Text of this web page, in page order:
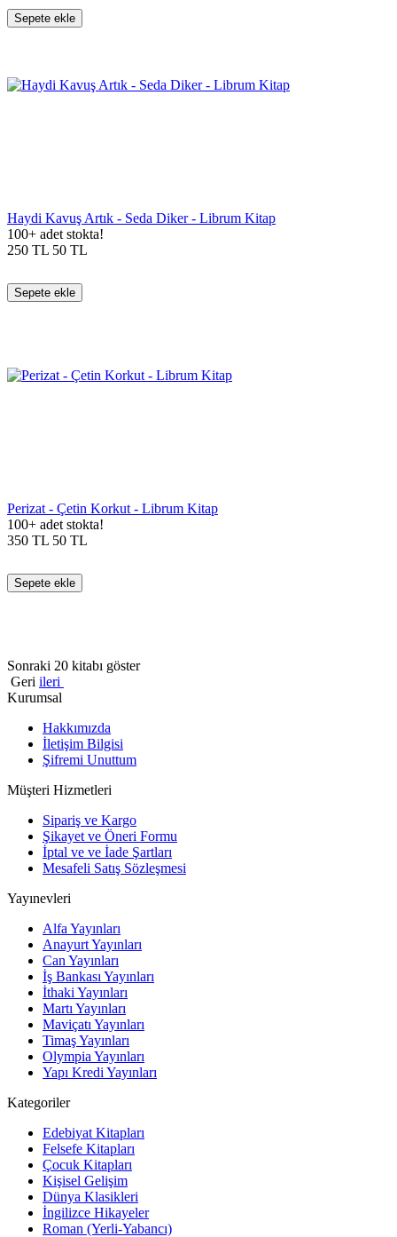
Sepete ekle
Haydi Kavuş Artık - Seda Diker - Librum Kitap
100+ adet stokta!
250 TL 50 TL
Sepete ekle
Perizat - Çetin Korkut - Librum Kitap
100+ adet stokta!
350 TL 50 TL
Sepete ekle
Sonraki 20 kitabı göster
Geri ileri
Kurumsal
Hakkımızda
İletişim Bilgisi
Şifremi Unuttum
Müşteri Hizmetleri
Sipariş ve Kargo
Şikayet ve Öneri Formu
İptal ve ve İade Şartları
Mesafeli Satış Sözleşmesi
Yayınevleri
Alfa Yayınları
Anayurt Yayınları
Can Yayınları
İş Bankası Yayınları
İthaki Yayınları
Martı Yayınları
Maviçatı Yayınları
Timaş Yayınları
Olympia Yayınları
Yapı Kredi Yayınları
Kategoriler
Edebiyat Kitapları
Felsefe Kitapları
Çocuk Kitapları
Kişisel Gelişim
Dünya Klasikleri
İngilizce Hikayeler
Roman (Yerli-Yabancı)